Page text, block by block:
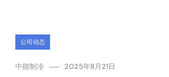
公司动态
中能制冷 2025年8月21日